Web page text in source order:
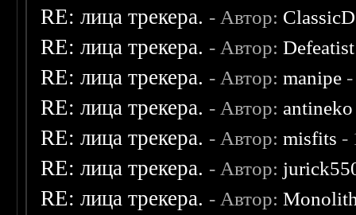
RE: лица трекера. - Автор:
RE: лица трекера. - Автор:Defeatist
RE: лица трекера. - Автор:manipe
RE: лица трекера. - Автор: antineko
RE: лица трекера. - Автор:misfits -
RE: лица трекера. - Автор:
RE: лица трекера. - Автор: